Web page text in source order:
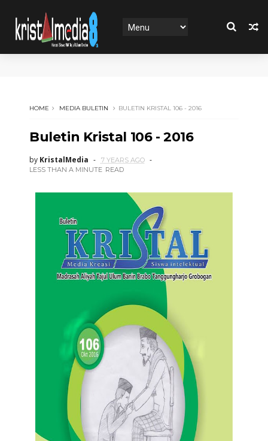
HOME MEDIA BULETIN BULETIN KRISTAL 106 - 2016
Buletin Kristal 106 - 2016
by KristalMedia
7 YEARS AGO
LESS THAN A MINUTE READ